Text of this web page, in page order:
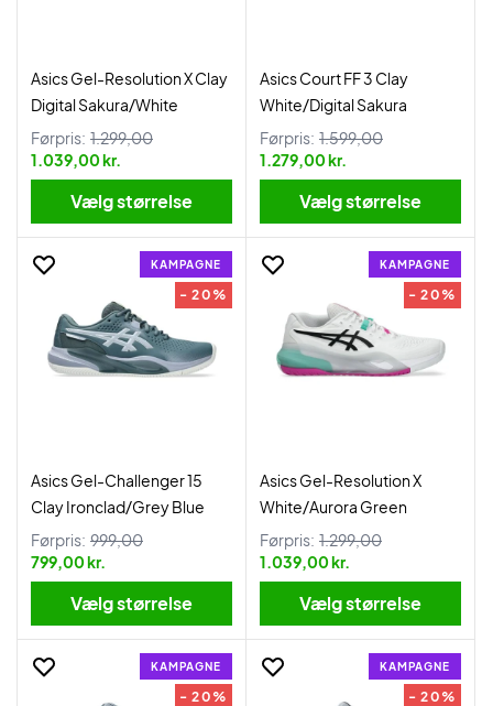
Asics Gel-Resolution X Clay
Digital Sakura/White
Førpris: 1.299,00
1.039,00 kr.
Vælg størrelse
Asics Court FF 3 Clay
White/Digital Sakura
Førpris: 1.599,00
1.279,00 kr.
Vælg størrelse
KAMPAGNE
- 20%
Asics Gel-Challenger 15
Clay Ironclad/Grey Blue
Førpris: 999,00
799,00 kr.
Vælg størrelse
KAMPAGNE
- 20%
Asics Gel-Resolution X
White/Aurora Green
Førpris: 1.299,00
1.039,00 kr.
Vælg størrelse
KAMPAGNE
- 20%
KAMPAGNE
- 20%